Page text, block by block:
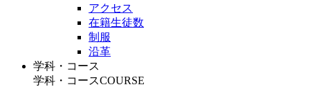
アクセス
在籍生徒数
制服
沿革
学科・コース
学科・コースCOURSE